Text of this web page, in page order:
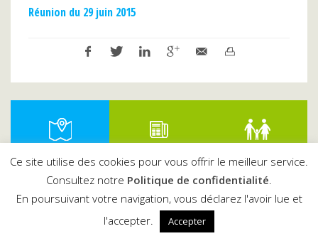
Réunion du 29 juin 2015
SERVICES MUNICIPAUX
Ce site utilise des cookies pour vous offrir le meilleur service.
Consultez notre Politique de confidentialité.
En poursuivant votre navigation, vous déclarez l'avoir lue et
l'accepter.
Accepter